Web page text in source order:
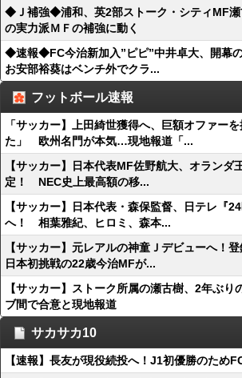
◆Ｊ補強◆浦和、英2部ストーク・シティMF瀬
の実力派ＭＦの補強に動く
◆速報◆FC今治新加入”ピピ”中井卓大、開幕
お安部裕葵はベンチ外でクラ...
フットボール速報
「サッカー】上田綺世獲得へ、巨額オファー
た」 欧州名門が本気…現地報道「...
【サッカー】日本代表MF佐野航大、オランダ
定！ NEC史上最高額の移...
【サッカー】日本代表・森保監督、日テレ『
へ！ 相葉雅紀、ヒロミ、森本...
【サッカー】元レアルの神童Ｊデビューへ！
日本初挑戦の22歳今治MFが...
【サッカー】ストーク所属の瀬古樹、2年ぶ
ブ間で合意と現地報道
サカサカ10
【速報】長友が現役続投へ！J1初優勝のため